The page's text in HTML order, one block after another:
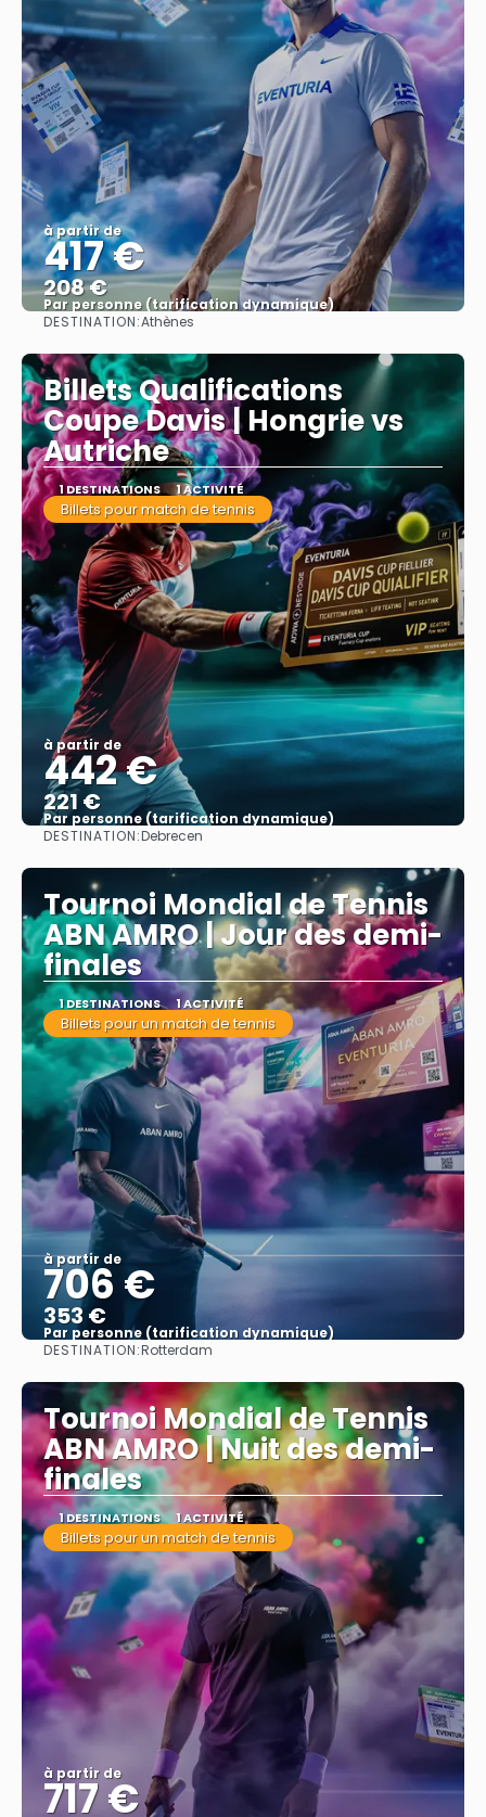
à partir de
417 €
208 €
Par personne (tarification dynamique)
DESTINATION:Athènes
Billets Qualifications
Coupe Davis | Hongrie vs
Autriche
1 DESTINATIONS 1 ACTIVITÉ
Billets pour match de tennis
à partir de
442 €
221 €
Par personne (tarification dynamique)
DESTINATION:Debrecen
Tournoi Mondial de Tennis
ABN AMRO | Jour des demi-
finales
1 DESTINATIONS 1 ACTIVITÉ
Billets pour un match de tennis
à partir de
706 €
353 €
Par personne (tarification dynamique)
DESTINATION:Rotterdam
Tournoi Mondial de Tennis
ABN AMRO | Nuit des demi-
finales
1 DESTINATIONS 1 ACTIVITÉ
Billets pour un match de tennis
à partir de
717 €